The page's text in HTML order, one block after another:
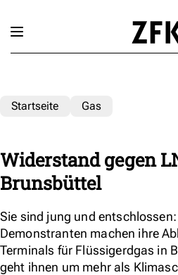
Startseite Gas
Widerstand gegen
Brunsbüttel
Sie sind jung und
Demonstranten machen ihre
Terminals für Flüssigerdgas in
geht ihnen um mehr als